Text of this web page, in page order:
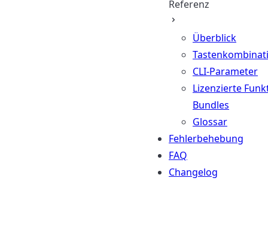
Referenz
Überblick
CLI-Parameter
Lizenzierte
Bundles
Glossar
Fehlerbehebung
FAQ
Changelog